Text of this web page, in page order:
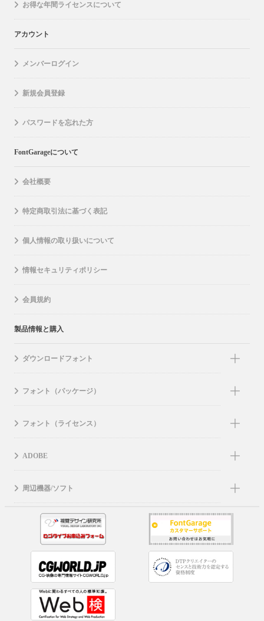
お得な年間ライセンスについて
アカウント
メンバーログイン
新規会員登録
パスワードを忘れた方
FontGarageについて
会社概要
特定商取引法に基づく表記
個人情報の取り扱いについて
情報セキュリティポリシー
会員規約
製品情報と購入
ダウンロードフォント
フォント（パッケージ）
フォント（ライセンス）
ADOBE
周辺機器/ソフト